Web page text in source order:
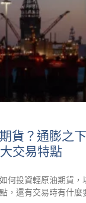
貨？通膨之
交易特點
何投資輕原油期貨，
，還有交易時有什麼